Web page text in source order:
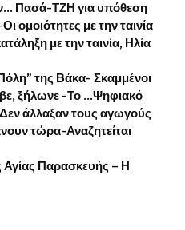
Πασά-ΤΖΗ για υπόθεση
με την ταινία
με την ταινία, Ηλία
της Βάκα- Σκαμμένοι
ξήλωνε -Το …Ψηφιακό
άλλαξαν τους αγωγούς
τώρα-Αναζητείται
Αγίας Παρασκευής – Η